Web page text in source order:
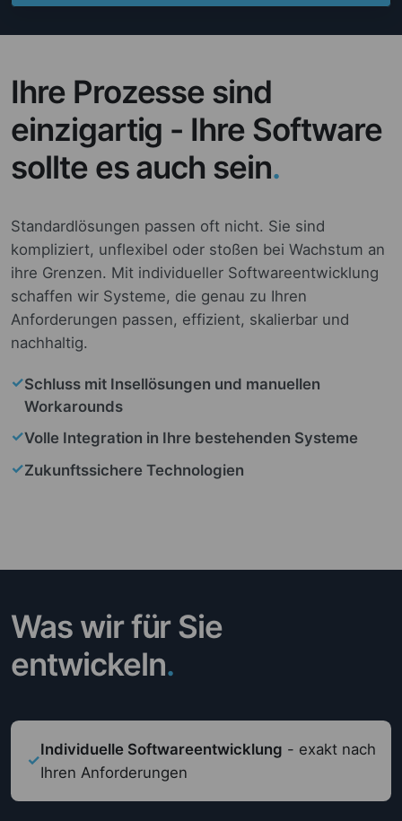
Ihre Prozesse sind
einzigartig - Ihre Software
sollte es auch sein.
Standardlösungen passen oft nicht. Sie sind
kompliziert, unflexibel oder stoßen bei Wachstum an
ihre Grenzen. Mit individueller Softwareentwicklung
schaffen wir Systeme, die genau zu Ihren
Anforderungen passen, effizient, skalierbar und
nachhaltig.
✓Schluss mit Insellösungen und manuellen
Workarounds
✓Volle Integration in Ihre bestehenden Systeme
✓Zukunftssichere Technologien
Was wir für Sie
entwickeln.
✓
Individuelle Softwareentwicklung - exakt nach
Ihren Anforderungen